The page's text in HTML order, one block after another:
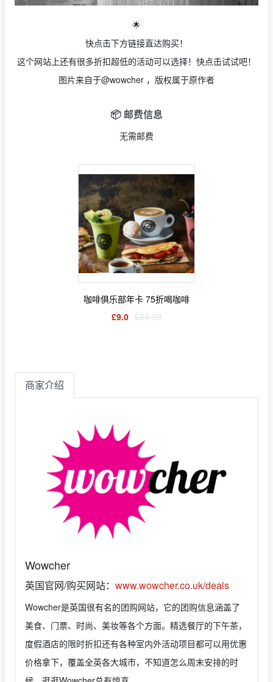
🌟
快点击下方链接直达购买！
这个网站上还有很多折扣超低的活动可以选择！快点击试试吧！
图片来自于@wowcher ，版权属于原作者
📦 邮费信息
无需邮费
咖啡俱乐部年卡 75折喝咖啡
£9.0 £24.99
商家介绍
Wowcher
英国官网/购买网站： www.wowcher.co.uk/deals
Wowcher是英国很有名的团购网站，它的团购信息涵盖了
美食、门票、时尚、美妆等各个方面。精选餐厅的下午茶，
度假酒店的限时折扣还有各种室内外活动项目都可以用优惠
价格拿下，覆盖全英各大城市，不知道怎么周末安排的时